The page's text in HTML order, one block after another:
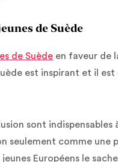
de Suède
de Suède en faveur de
est inspirant et il
sont
comme une
Européens le